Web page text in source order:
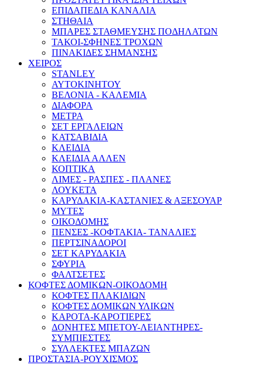
ΕΠΙΔΑΠΕΔΙΑ ΚΑΝΑΛΙΑ
ΣΤΗΘΑΙΑ
ΜΠΑΡΕΣ ΣΤΑΘΜΕΥΣΗΣ ΠΟΔΗΛΑΤΩΝ
ΤΑΚΟΙ-ΣΦΗΝΕΣ ΤΡΟΧΩΝ
ΠΙΝΑΚΙΔΕΣ ΣΗΜΑΝΣΗΣ
ΧΕΙΡΟΣ
STANLEY
ΑΥΤΟΚΙΝΗΤΟΥ
ΒΕΛΟΝΙΑ - ΚΑΛΕΜΙΑ
ΔΙΑΦΟΡΑ
ΜΕΤΡΑ
ΣΕΤ ΕΡΓΑΛΕΙΩΝ
ΚΑΤΣΑΒΙΔΙΑ
ΚΛΕΙΔΙΑ
ΚΛΕΙΔΙΑ ΑΛΛΕΝ
ΚΟΠΤΙΚΑ
ΛΙΜΕΣ - ΡΑΣΠΕΣ - ΠΛΑΝΕΣ
ΛΟΥΚΕΤΑ
ΚΑΡΥΔΑΚΙΑ-ΚΑΣΤΑΝΙΕΣ & ΑΞΕΣΟΥΑΡ
ΜΥΤΕΣ
ΟΙΚΟΔΟΜΗΣ
ΠΕΝΣΕΣ -ΚΟΦΤΑΚΙΑ- ΤΑΝΑΛΙΕΣ
ΠΕΡΤΣΙΝΑΔΟΡΟΙ
ΣΕΤ ΚΑΡΥΔΑΚΙΑ
ΣΦΥΡΙΑ
ΦΑΛΤΣΕΤΕΣ
ΚΟΦΤΕΣ ΔΟΜΙΚΩΝ-ΟΙΚΟΔΟΜΗ
ΚΟΦΤΕΣ ΠΛΑΚΙΔΙΩΝ
ΚΟΦΤΕΣ ΔΟΜΙΚΩΝ ΥΛΙΚΩΝ
ΚΑΡΟΤΑ-ΚΑΡΟΤΙΕΡΕΣ
ΔΟΝΗΤΕΣ ΜΠΕΤΟΥ-ΛΕΙΑΝΤΗΡΕΣ-
ΣΥΜΠΙΕΣΤΕΣ
ΣΥΛΛΕΚΤΕΣ ΜΠΑΖΩΝ
ΠΡΟΣΤΑΣΙΑ-ΡΟΥΧΙΣΜΟΣ